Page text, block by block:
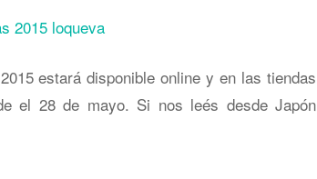
estará disponible online y en las tiendas
el 28 de mayo. Si nos leés desde Japón